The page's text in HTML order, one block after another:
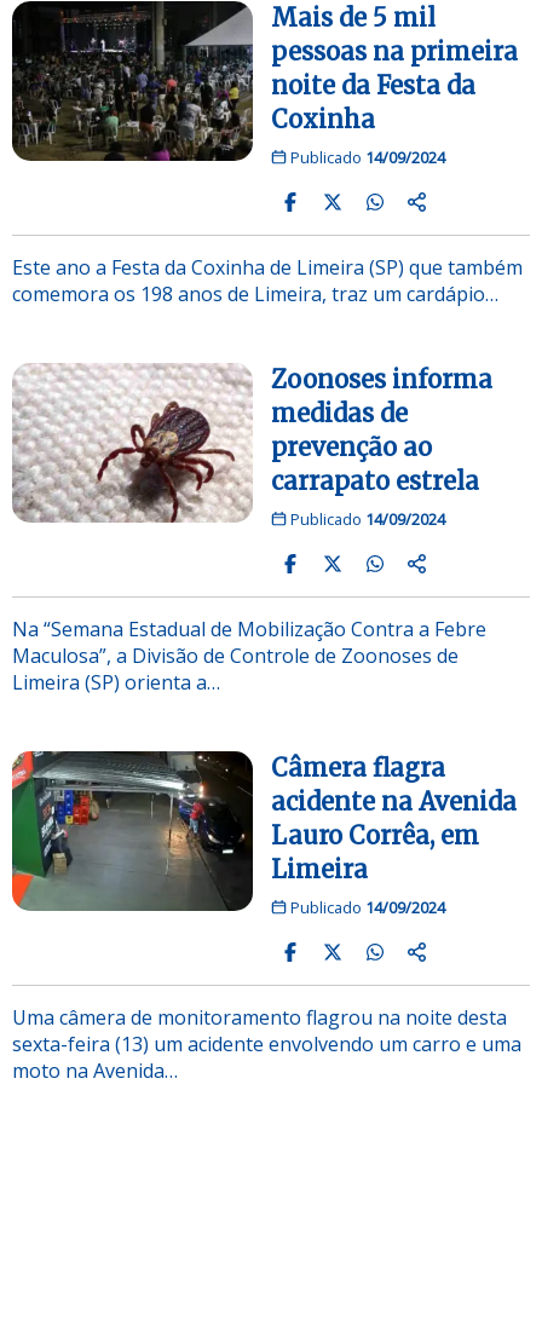
Mais de 5 mil
pessoas na primeira
noite da Festa da
Coxinha
Publicado 14/09/2024
Este ano a Festa da Coxinha de Limeira (SP) que também
comemora os 198 anos de Limeira, traz um cardápio…
Zoonoses informa
medidas de
prevenção ao
carrapato estrela
Publicado 14/09/2024
Na “Semana Estadual de Mobilização Contra a Febre
Maculosa”, a Divisão de Controle de Zoonoses de
Limeira (SP) orienta a…
Câmera flagra
acidente na Avenida
Lauro Corrêa, em
Limeira
Publicado 14/09/2024
Uma câmera de monitoramento flagrou na noite desta
sexta-feira (13) um acidente envolvendo um carro e uma
moto na Avenida…